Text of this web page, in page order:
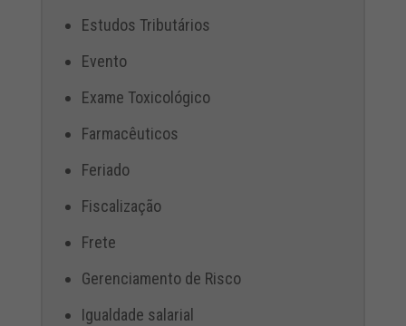
Estudos Tributários
Evento
Exame Toxicológico
Farmacêuticos
Feriado
Fiscalização
Frete
Gerenciamento de Risco
Igualdade salarial